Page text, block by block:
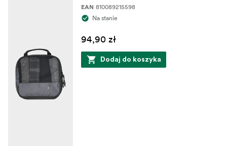
EAN 810089215598
Na stanie
94,90 zł
Dodaj do koszyka